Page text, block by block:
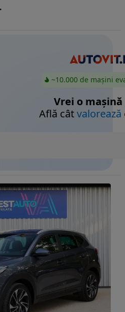
~10.000 de mașini
Vrei o mașină
Află câtvalorează